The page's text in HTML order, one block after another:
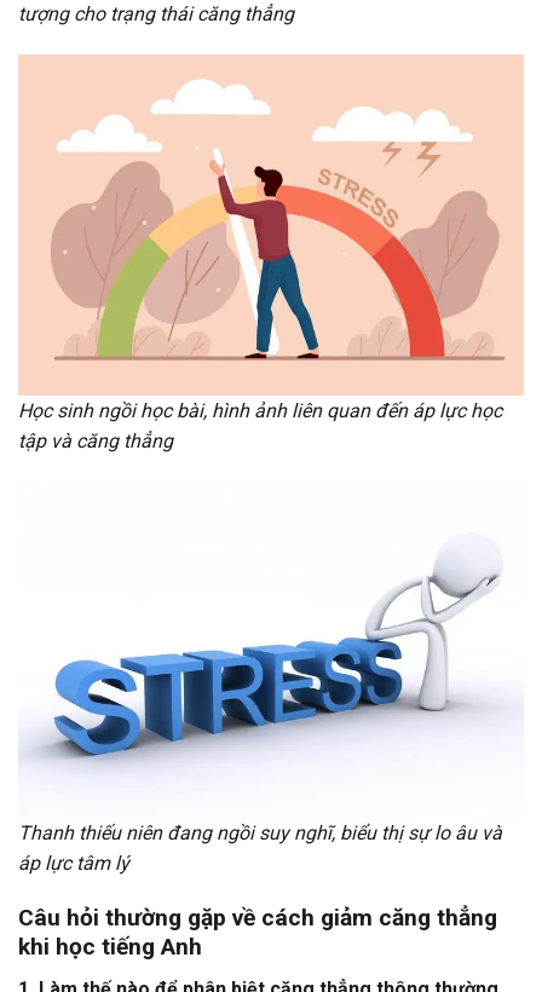
tượng cho trạng thái căng thẳng
Học sinh ngồi học bài, hình ảnh liên quan đến áp lực học
tập và căng thẳng
Thanh thiếu niên đang ngồi suy nghĩ, biểu thị sự lo âu và
áp lực tâm lý
Câu hỏi thường gặp về cách giảm căng thẳng
khi học tiếng Anh